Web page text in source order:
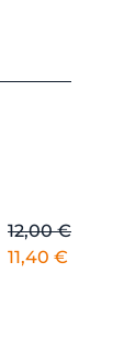
12,00€
El
11,40 €